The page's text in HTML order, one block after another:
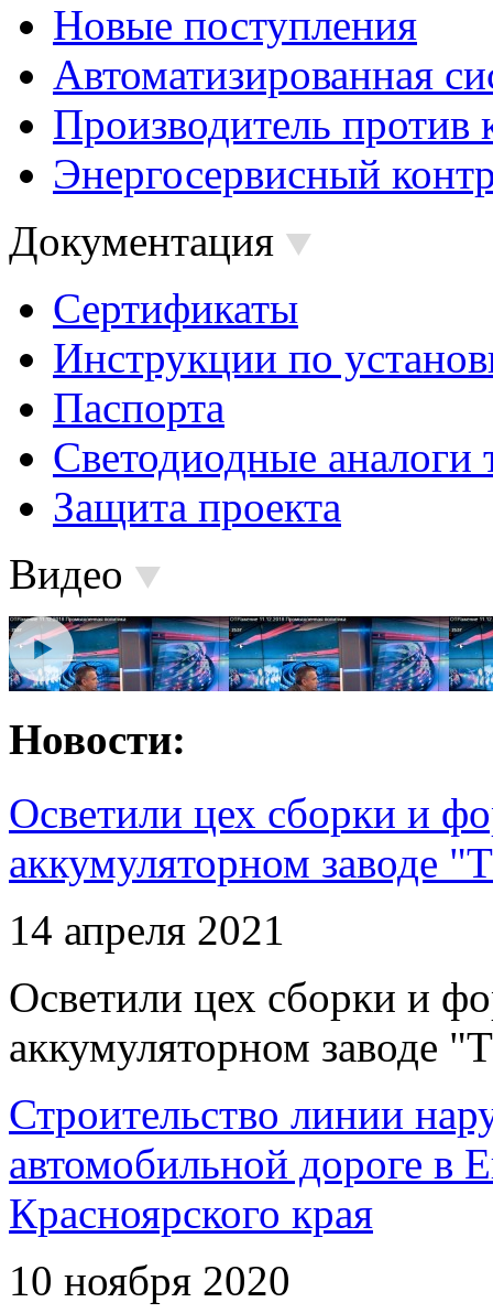
Новые поступления
Автоматизированная
Производитель против
Энергосервисный
Документация
Сертификаты
Инструкции по
Паспорта
Светодиодные аналоги
Защита проекта
Видео
Новости:
Осветили цех сборки и
аккумуляторном заводе
14 апреля 2021
Осветили цех сборки и
аккумуляторном заводе
Строительство линии
автомобильной дороге в
Красноярского края
10 ноября 2020